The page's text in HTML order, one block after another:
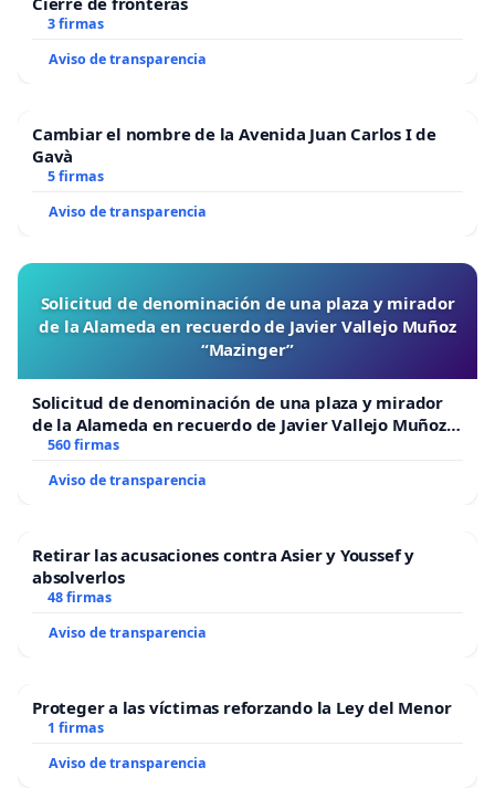
3 firmas
Aviso de transparencia
Cambiar el nombre de la Avenida Juan Carlos I de
Gavà
5 firmas
Aviso de transparencia
Solicitud de denominación de una plaza y mirador
de la Alameda en recuerdo de Javier Vallejo Muñoz
“Mazinger”
Solicitud de denominación de una plaza y mirador
de la Alameda en recuerdo de Javier Vallejo Muñoz
“Mazinger”
560 firmas
Aviso de transparencia
Retirar las acusaciones contra Asier y Youssef y
absolverlos
48 firmas
Aviso de transparencia
Proteger a las víctimas reforzando la Ley del Menor
1 firmas
Aviso de transparencia